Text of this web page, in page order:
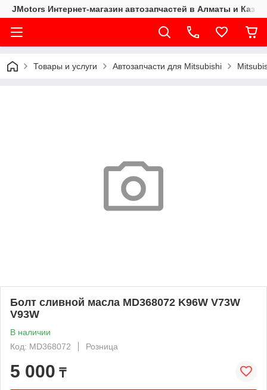
JMotors Интернет-магазин автозапчастей в Алматы и
Товары и услуги Автозапчасти для Mitsubishi
Болт сливной масла MD368072 K96W V73W
V93W
В наличии
Код: MD368072
Розница
5 000 ₸